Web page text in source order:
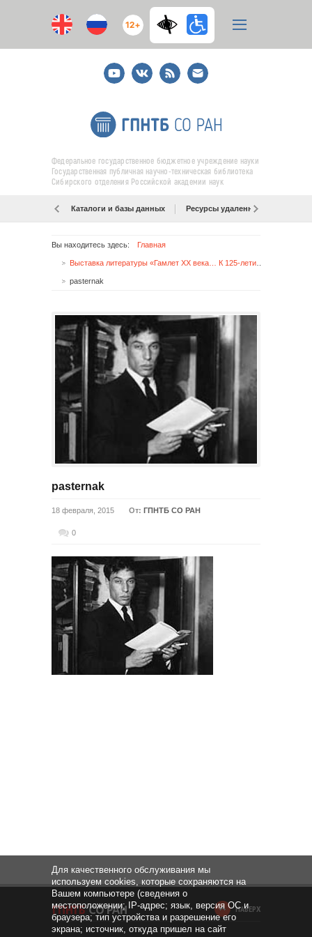
12+
YoutubeВКонтакте
RSS
E-
mail
подписка
Федеральное государственное бюджетное учреждение науки
Государственная публичная научно-техническая библиотека
Сибирского отделения Российской академии наук
Каталоги и базы данных Ресурсы удаленного доступа
Вы находитесь здесь: Главная
pasternak
pasternak
18 февраля, 2015 От: ГПНТБ СО РАН
0
НАВЕРХ
Для качественного обслуживания мы
используем cookies, которые сохраняются на
Вашем компьютере (сведения о
местоположении; IP-адрес; язык, версия ОС и
браузера; тип устройства и разрешение его
экрана; источник, откуда пришел на сайт